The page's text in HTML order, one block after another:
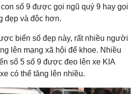
số 9 được gọi ngũ quý 9 hay gọi
đẹp và độc hơn.
biển số đẹp này, rất nhiều người
lên mạng xã hội để khoe. Nhiều
số 5 số 9 được đeo lên xe KIA
có thể tăng lên nhiều.